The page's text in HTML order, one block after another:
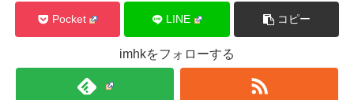
Pocket LINE コピー
imhkをフォローする